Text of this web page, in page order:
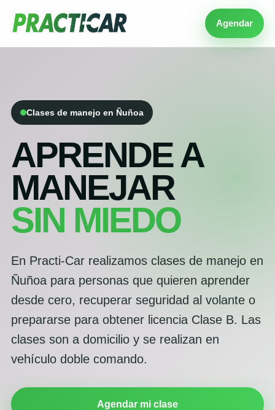
Agendar
Clases de manejo en Ñuñoa
APRENDE A
MANEJAR
SIN MIEDO
En Practi-Car realizamos clases de manejo en
Ñuñoa para personas que quieren aprender
desde cero, recuperar seguridad al volante o
prepararse para obtener licencia Clase B. Las
clases son a domicilio y se realizan en
vehículo doble comando.
Agendar mi clase